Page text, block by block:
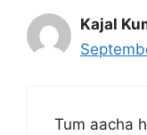
Kajal
Tum aacha